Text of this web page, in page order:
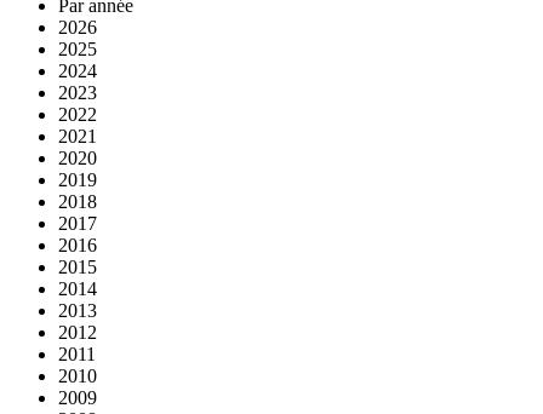
Par année
2026
2025
2024
2023
2022
2021
2020
2019
2018
2017
2016
2015
2014
2013
2012
2011
2010
2009